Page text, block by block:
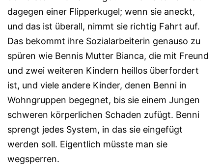
dagegen einer Flipperkugel; wenn sie aneckt,
und das ist überall, nimmt sie richtig Fahrt auf.
Das bekommt ihre Sozialar­beiterin genauso zu
spüren wie Bennis Mutter Bianca, die mit Freund
und zwei weiteren Kindern heillos über­for­dert
ist, und viele andere Kinder, denen Benni in
Wohngruppen be­geg­net, bis sie einem Jungen
schweren körperlichen Schaden zufügt. Benni
sprengt je­des System, in das sie eingefügt
werden soll. Eigentlich müsste man sie
wegsperren.